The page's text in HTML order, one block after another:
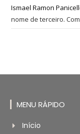
Ismael Ramon
nome de terceiro.
MENU RÁPIDO
Início